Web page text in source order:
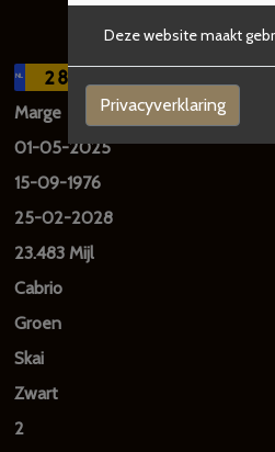
Deze website maakt
Privacyverklaring
NL 28YE12
Marge
01-05-2025
15-09-1976
25-02-2028
23.483 Mijl
Cabrio
Groen
Skai
Zwart
2